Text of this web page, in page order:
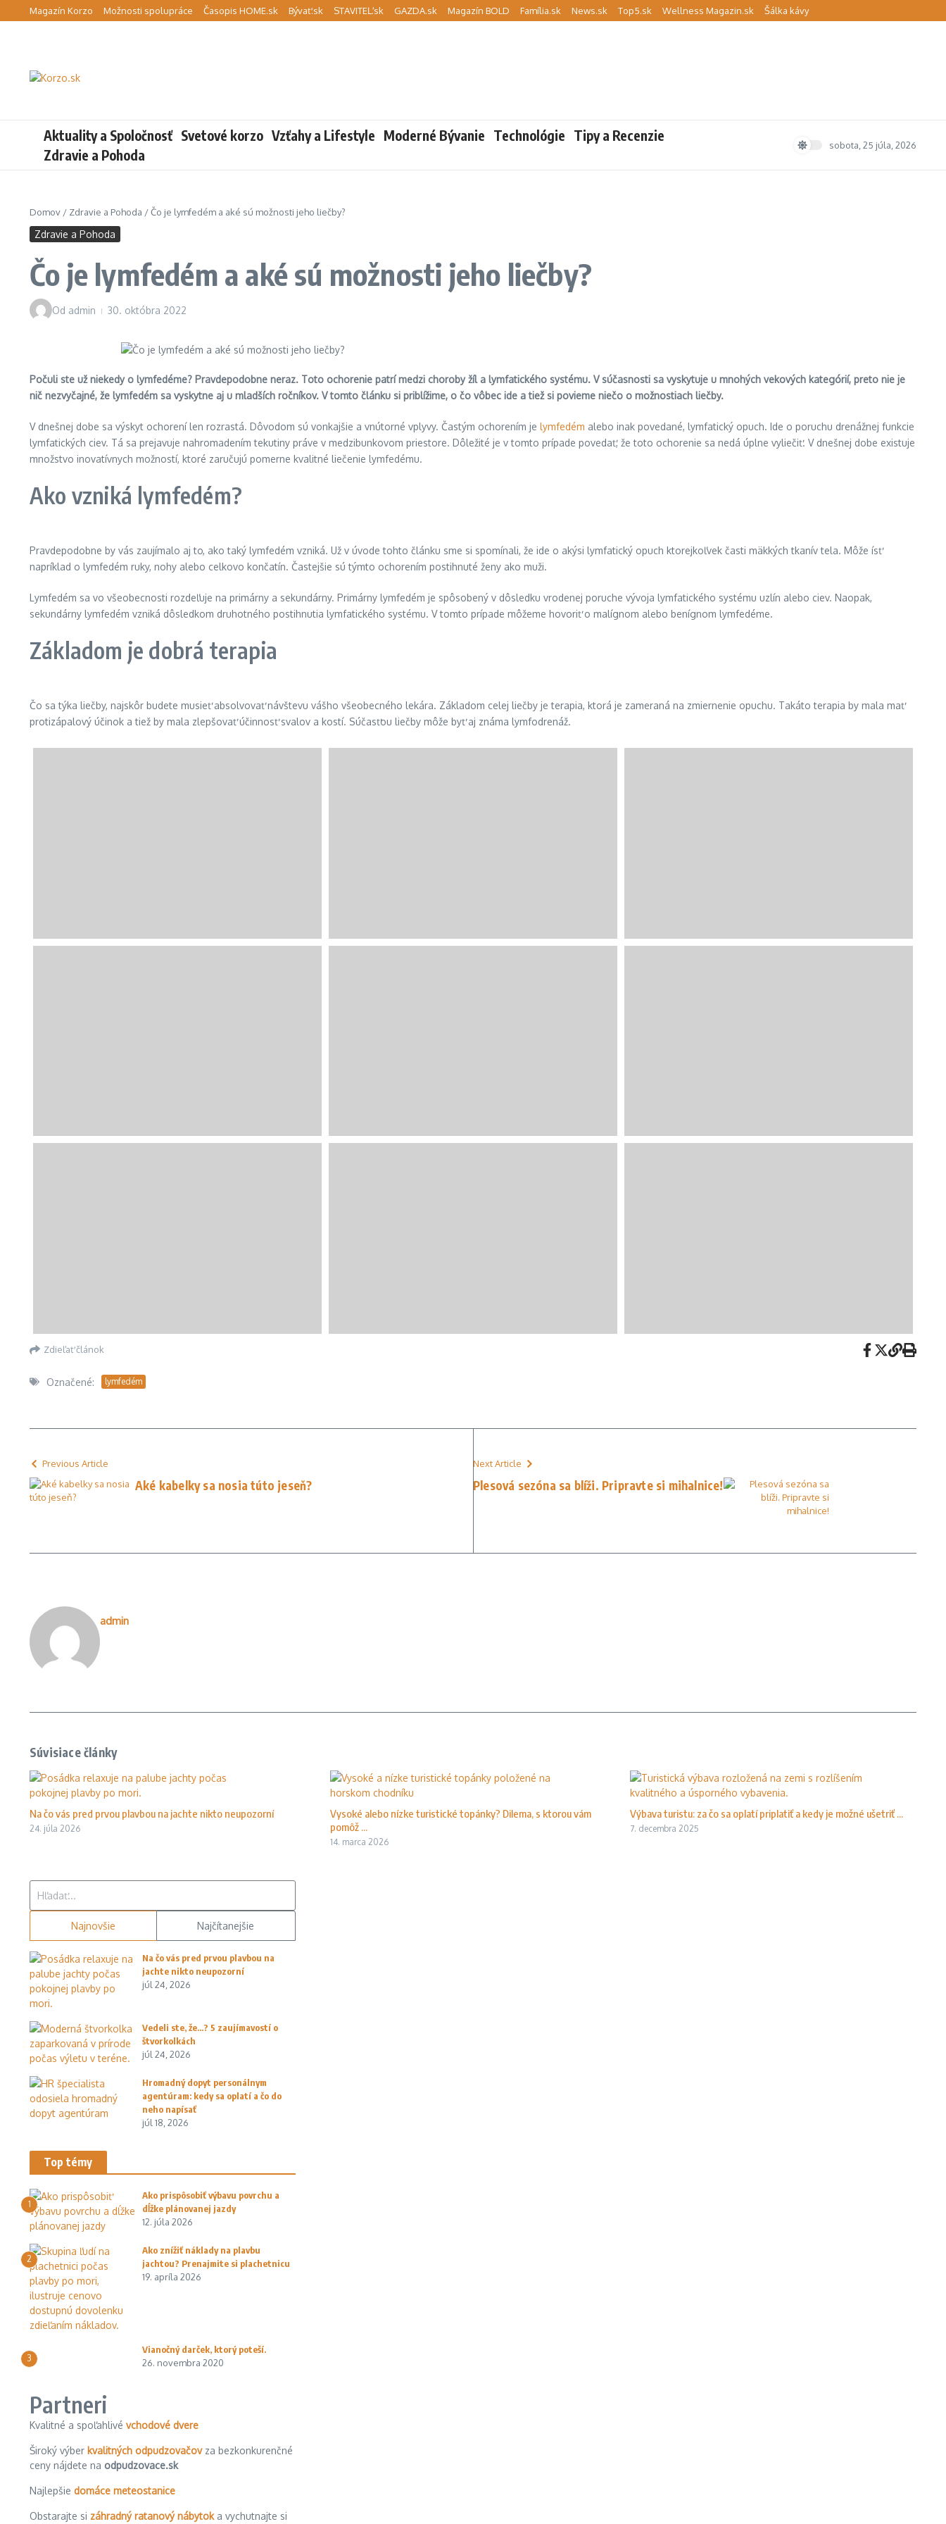
Preskočiť na obsah
Magazín Korzo Možnosti spolupráce Časopis HOME.sk Bývať.sk STAVITEĽ.sk GAZDA.sk Magazín BOLD Família.sk News.sk Top5.sk Wellness Magazin.sk Šálka kávy
Aktuality a Spoločnosť Svetové korzo Vzťahy a Lifestyle Moderné Bývanie Technológie Tipy a Recenzie
Zdravie a Pohoda
sobota, 25 júla, 2026
Domov / Zdravie a Pohoda /Čo je lymfedém a aké sú možnosti jeho liečby?
Zdravie a Pohoda
Čo je lymfedém a aké sú možnosti jeho liečby?
Od admin 30. októbra 2022
Počuli ste už niekedy o lymfedéme? Pravdepodobne neraz. Toto ochorenie patrí medzi choroby žíl a lymfatického systému. V súčasnosti sa vyskytuje u mnohých vekových kategórií, preto nie je
nič nezvyčajné, že lymfedém sa vyskytne aj u mladších ročníkov. V tomto článku si priblížime, o čo vôbec ide a tiež si povieme niečo o možnostiach liečby.
V dnešnej dobe sa výskyt ochorení len rozrastá. Dôvodom sú vonkajšie a vnútorné vplyvy. Častým ochorením je lymfedém alebo inak povedané, lymfatický opuch. Ide o poruchu drenážnej funkcie
lymfatických ciev. Tá sa prejavuje nahromadením tekutiny práve v medzibunkovom priestore. Dôležité je v tomto prípade povedať, že toto ochorenie sa nedá úplne vyliečiť. V dnešnej dobe existuje
množstvo inovatívnych možností, ktoré zaručujú pomerne kvalitné liečenie lymfedému.
Ako vzniká lymfedém?
Pravdepodobne by vás zaujímalo aj to, ako taký lymfedém vzniká. Už v úvode tohto článku sme si spomínali, že ide o akýsi lymfatický opuch ktorejkoľvek časti mäkkých tkanív tela. Môže ísť
napríklad o lymfedém ruky, nohy alebo celkovo končatín. Častejšie sú týmto ochorením postihnuté ženy ako muži.
Lymfedém sa vo všeobecnosti rozdeľuje na primárny a sekundárny. Primárny lymfedém je spôsobený v dôsledku vrodenej poruche vývoja lymfatického systému uzlín alebo ciev. Naopak,
sekundárny lymfedém vzniká dôsledkom druhotného postihnutia lymfatického systému. V tomto prípade môžeme hovoriť o malígnom alebo benígnom lymfedéme.
Základom je dobrá terapia
Čo sa týka liečby, najskôr budete musieť absolvovať návštevu vášho všeobecného lekára. Základom celej liečby je terapia, ktorá je zameraná na zmiernenie opuchu. Takáto terapia by mala mať
protizápalový účinok a tiež by mala zlepšovať účinnosť svalov a kostí. Súčasťou liečby môže byť aj známa lymfodrenáž.
Zdieľať článok
Označené: lymfedém
Previous Article
Aké kabelky sa nosia túto jeseň?
Next Article
Plesová sezóna sa blíži. Pripravte si mihalnice!
admin
Súvisiace články
Na čo vás pred prvou plavbou na jachte nikto neupozorní
24. júla 2026
Vysoké alebo nízke turistické topánky? Dilema, s ktorou vám
pomôž ...
14. marca 2026
Výbava turistu: za čo sa oplatí priplatiť a kedy je možné ušetriť ...
7. decembra 2025
Najnovšie Najčítanejšie
Na čo vás pred prvou plavbou na
jachte nikto neupozorní
júl 24, 2026
Vedeli ste, že…? 5 zaujímavostí o
štvorkolkách
júl 24, 2026
Hromadný dopyt personálnym
agentúram: kedy sa oplatí a čo do
neho napísať
júl 18, 2026
Top témy
1
Ako prispôsobiť výbavu povrchu a
dĺžke plánovanej jazdy
12. júla 2026
2
Ako znížiť náklady na plavbu
jachtou? Prenajmite si plachetnicu
19. apríla 2026
3
Vianočný darček, ktorý poteší.
26. novembra 2020
Partneri
Kvalitné a spoľahlivé vchodové dvere
Široký výber kvalitných odpudzovačovza bezkonkurenčné
ceny nájdete na odpudzovace.sk
Najlepšie domáce meteostanice
Obstarajte si záhradný ratanový nábytoka vychutnajte si